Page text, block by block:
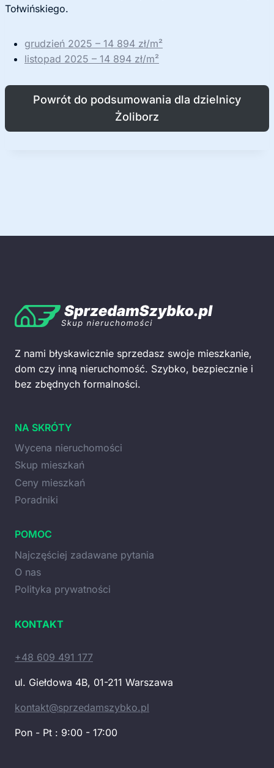
Tołwińskiego.
grudzień 2025 – 14 894 zł/m²
listopad 2025 – 14 894 zł/m²
Powrót do podsumowania dla dzielnicy
Żoliborz
Z nami błyskawicznie sprzedasz swoje mieszkanie,
dom czy inną nieruchomość. Szybko, bezpiecznie i
bez zbędnych formalności.
NA SKRÓTY
Wycena nieruchomości
Skup mieszkań
Ceny mieszkań
Poradniki
POMOC
Najczęściej zadawane pytania
O nas
Polityka prywatności
KONTAKT
+48 609 491 177
ul. Giełdowa 4B, 01-211 Warszawa
kontakt@sprzedamszybko.pl
Pon - Pt : 9:00 - 17:00